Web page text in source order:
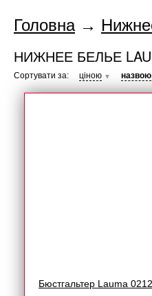
Головна→
НИЖНЕЕ БЕЛЬЕ
Сортувати за: ціною ▼ назвою
Бюстгальтер Lauma